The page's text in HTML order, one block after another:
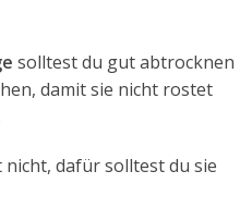
solltest du gut abtrocknen
damit sie nicht rostet
nicht, dafür solltest du sie